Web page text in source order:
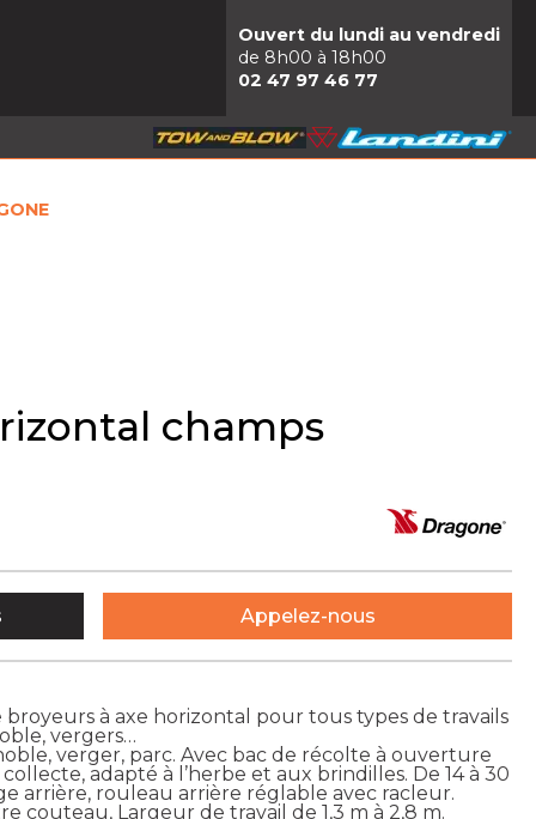
Ouvert du lundi au vendredi
de 8h00 à 18h00
02 47 97 46 77
champs
à axe horizontal pour tous types de travails
vergers…
verger, parc. Avec bac de récolte à ouverture
adapté à l’herbe et aux brindilles. De 14 à 30
arrière, rouleau arrière réglable avec racleur.
couteau, Largeur de travail de 1,3 m à 2,8 m.
Appelez-nous